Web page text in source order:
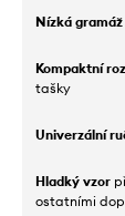
Nízká gramáž
Kompaktní
tašky
Univerzální
Hladký vzor
ostatními